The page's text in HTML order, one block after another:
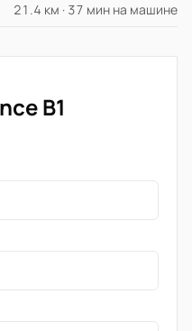
21.4 км · 37 мин на машине
B1